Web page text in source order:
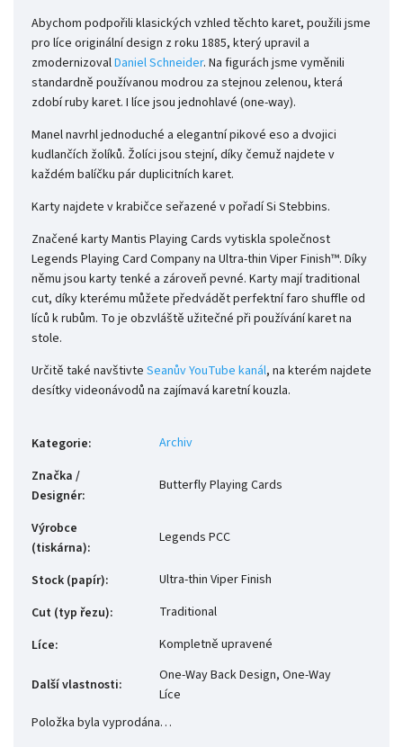
Abychom podpořili klasických vzhled těchto karet, použili jsme
pro líce originální design z roku 1885, který upravil a
zmodernizovalDaniel Schneider. Na figurách jsme vyměnili
standardně používanou modrou za stejnou zelenou, která
zdobí ruby karet. I líce jsou jednohlavé (one-way).
Manel navrhl jednoduché a elegantní pikové eso a dvojici
kudlančích žolíků. Žolíci jsou stejní, díky čemuž najdete v
každém balíčku pár duplicitních karet.
Karty najdete v krabičce seřazené v pořadí Si Stebbins.
Značené karty Mantis Playing Cards vytiskla společnost
Legends Playing Card Company na Ultra-thin Viper Finish™. Díky
němu jsou karty tenké a zároveň pevné. Karty mají traditional
cut, díky kterému můžete předvádět perfektní faro shuffle od
líců k rubům. To je obzvláště užitečné při používání karet na
stole.
Určitě také navštivte Seanův YouTube kanál, na kterém najdete
desítky videonávodů na zajímavá karetní kouzla.
Kategorie:
Archiv
Značka /
Designér:
Butterfly Playing Cards
Výrobce
(tiskárna):
Legends PCC
Stock (papír):
Ultra-thin Viper Finish
Cut (typ řezu):
Traditional
Líce: Kompletně upravené
Další vlastnosti:
One-Way Back Design, One-Way
Líce
Položka byla vyprodána…